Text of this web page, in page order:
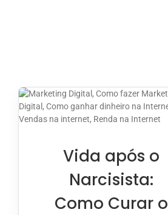
Vida após o
Narcisista:
Como Curar o